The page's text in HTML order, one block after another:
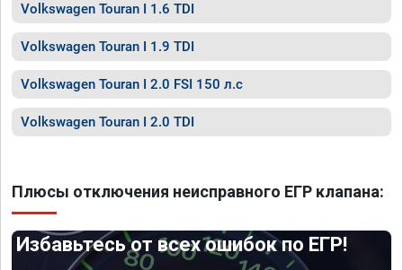
Volkswagen Touran I 1.6 TDI
Volkswagen Touran I 1.9 TDI
Volkswagen Touran I 2.0 FSI 150 л.с
Volkswagen Touran I 2.0 TDI
Плюсы отключения неисправного ЕГР клапана:
Избавьтесь от всех ошибок по ЕГР!